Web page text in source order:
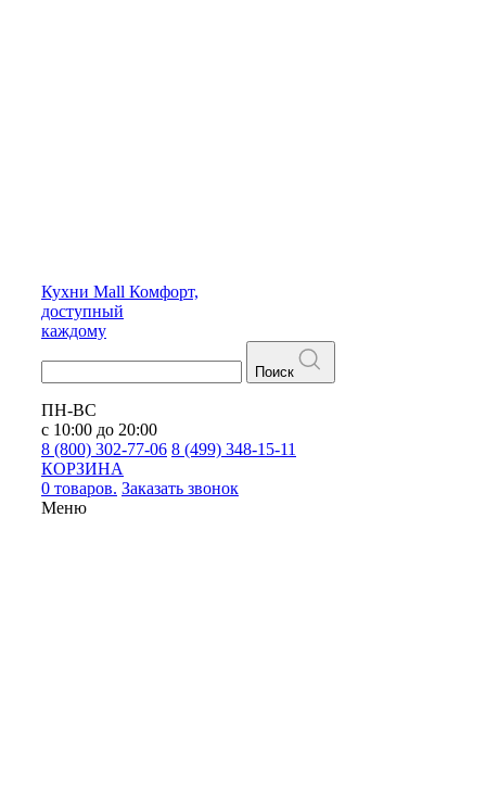
Кухни Mall Комфорт,
доступный
каждому
Поиск
ПН-ВС
с 10:00 до 20:00
8 (800) 302-77-06 8 (499) 348-15-11
КОРЗИНА
0 товаров. Заказать звонок
Меню